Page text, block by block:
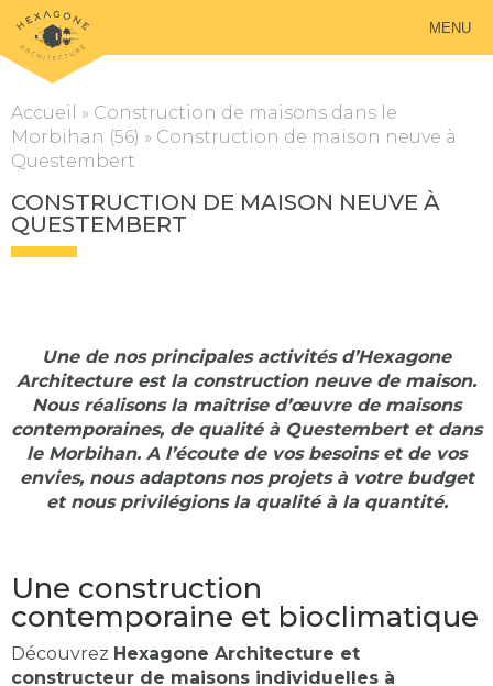
MENU
Accueil » Construction de maisons dans le
Morbihan (56) » Construction de maison neuve à
Questembert
CONSTRUCTION DE MAISON NEUVE À
QUESTEMBERT
Une de nos principales activités d’Hexagone
Architecture est la construction neuve de maison.
Nous réalisons la maîtrise d’œuvre de maisons
contemporaines, de qualité à Questembert et dans
le Morbihan. A l’écoute de vos besoins et de vos
envies, nous adaptons nos projets à votre budget
et nous privilégions la qualité à la quantité.
Une construction
contemporaine et bioclimatique
Découvrez Hexagone Architecture et
constructeur de maisons individuelles à